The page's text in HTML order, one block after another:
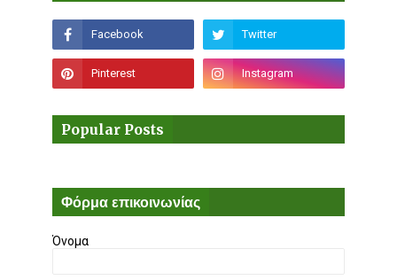
Popular Posts
Φόρμα επικοινωνίας
Όνομα